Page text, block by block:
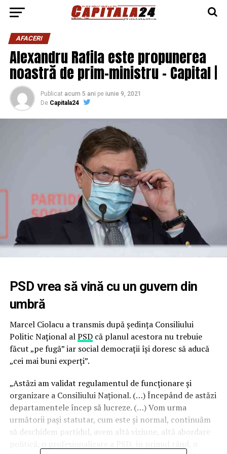
AFACERI
Alexandru Rafila este propunerea
noastră de prim-ministru – Capital |
Publicat acum 5 ani pe iunie 9, 2021
De Capitala24
PSD vrea să vină cu un guvern din
umbră
Marcel Ciolacu a transmis după ședința Consiliului
Politic Naţional alPSDcă planul acestora nu trebuie
făcut „pe fugă” iar social democrații își doresc să aducă
„cei mai buni experţi”.
„Astăzi am validat regulamentul de funcţionare şi
organizare a Consiliului Naţional. (…) Începând de astăzi
departamentele încep să lucreze. (…) Vom urma
următorii paşi statutar, cum este şi normal, continuăm
să deschidem partidul, avem altă viziune, altă abordare